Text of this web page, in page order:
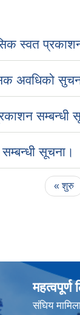
स्वत
अवधिको
सम्बन्धी
सूचना।
« शुरु
संघिय